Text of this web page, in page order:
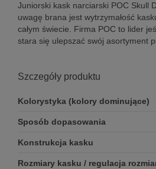
Juniorski kask narciarski POC Skull
uwagę brana jest wytrzymałość
całym świecie. Firma POC to lider
stara się ulepszać swój asortyment
Szczegóły produktu
Kolorystyka (kolory dominujące)
Sposób dopasowania
Konstrukcja kasku
Rozmiary kasku / regulacja